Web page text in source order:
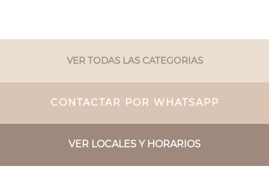
VER TODAS LAS CATEGORIAS
CONTACTAR POR WHATSAPP
VER LOCALES Y HORARIOS